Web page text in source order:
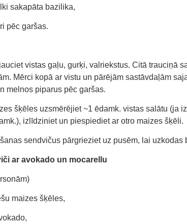
sakapāta bazilika,
pēc garšas.
vistas gaļu, gurķi, valriekstus. Citā trauciņā
Mērci kopā ar vistu un pārējām sastāvdaļām
melnos piparus pēc garšas.
šķēles uzsmērējiet ~1 ēdamk. vistas salātu (ja
izlīdziniet un piespiediet ar otro maizes šķēli.
sendvičus pārgrieziet uz pusēm, lai uzkodas
ar avokado un mocarellu
maizes šķēles,